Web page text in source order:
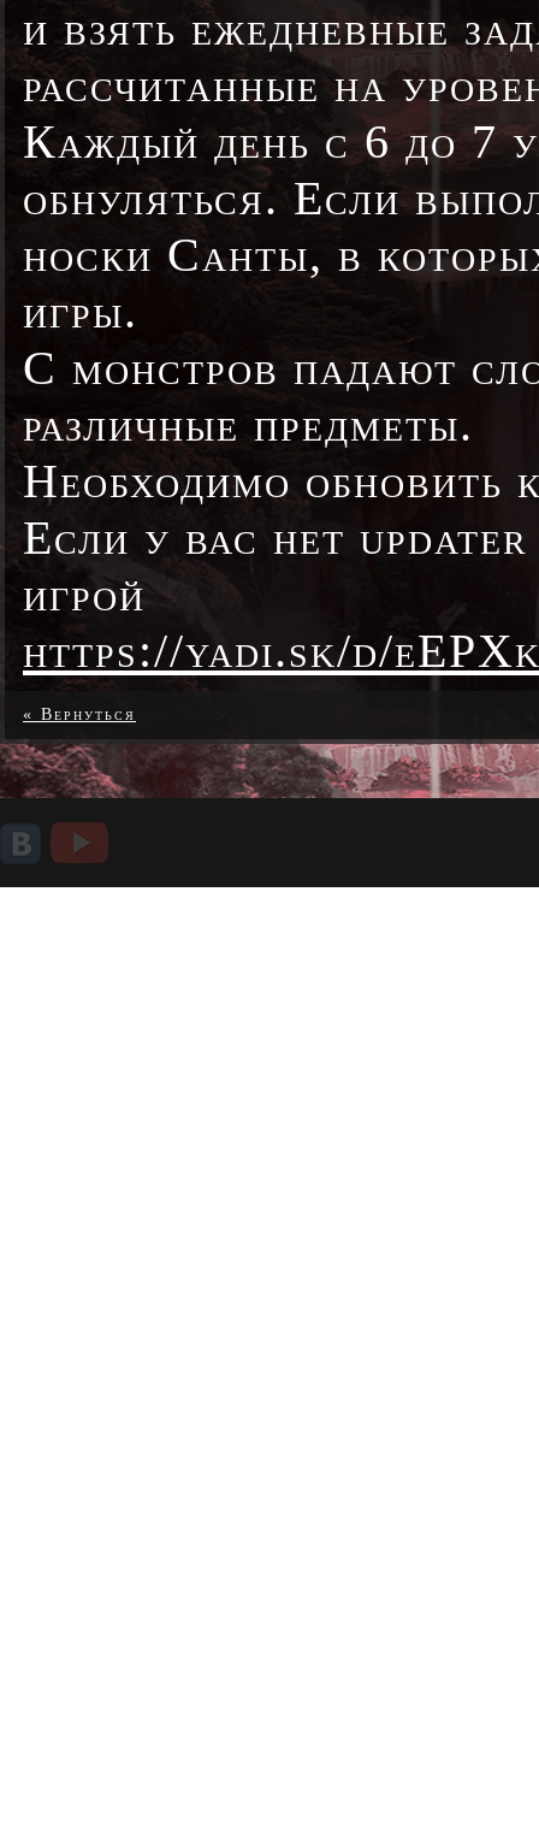
и взять ежедневные
рассчитанные на
Каждый день с 6 до 7
обнуляться. Если
носки Санты, в
игры.
С монстров падают
различные предметы.
Необходимо обновить
Если у вас нет updater
игрой
https://yadi.sk/d/
« Вернуться